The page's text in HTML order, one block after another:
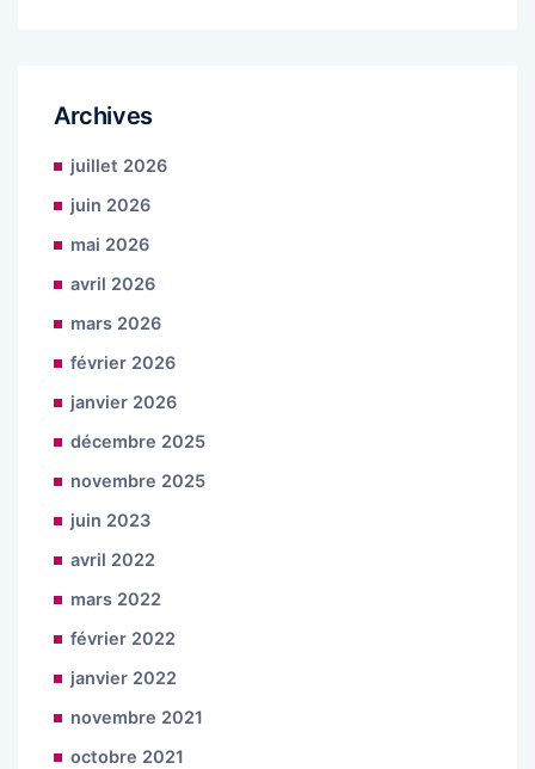
Archives
juillet 2026
juin 2026
mai 2026
avril 2026
mars 2026
février 2026
janvier 2026
décembre 2025
novembre 2025
juin 2023
avril 2022
mars 2022
février 2022
janvier 2022
novembre 2021
octobre 2021